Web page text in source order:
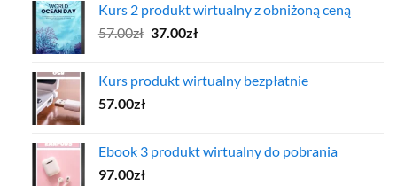
Kurs 2 produkt wirtualny z obniżoną ceną
57.00zł Pierwotna
57.00zł.
37.00złAktualna
37.00zł.
Kurs produkt wirtualny bezpłatnie
57.00zł
Ebook 3 produkt wirtualny do pobrania
97.00zł